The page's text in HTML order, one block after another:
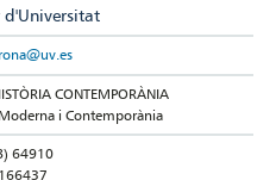
d'Universitat
CONTEMPORÀNIA
i Contemporània
64910